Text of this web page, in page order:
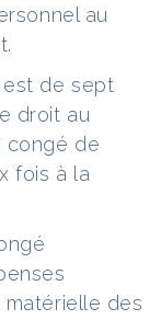
au
est de sept
droit au
congé de
fois à la
matérielle des